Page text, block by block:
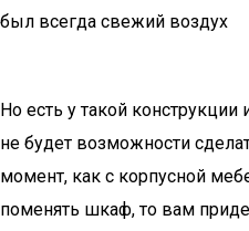
был всегда свежий воздух
Но есть у такой конструкции
не будет возможности
момент, как с корпусной
поменять шкаф, то вам